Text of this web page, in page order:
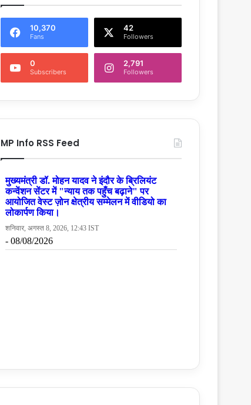
10,370
Fans
42
Followers
0
Subscribers
2,791
Followers
MP Info RSS Feed